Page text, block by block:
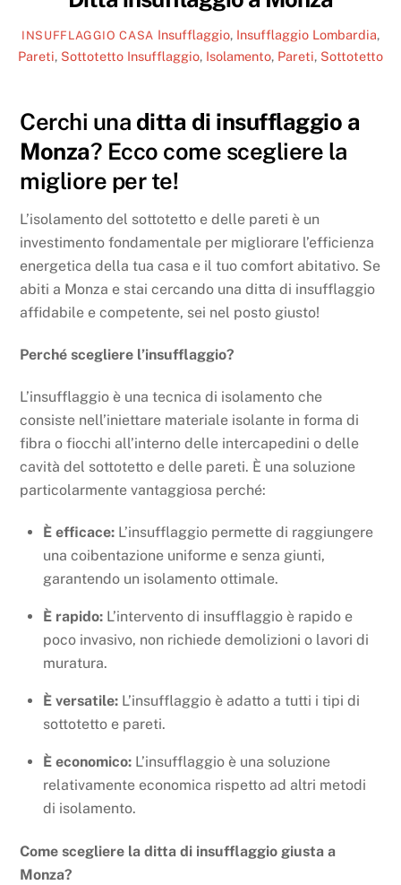
INSUFFLAGGIO CASA Insufflaggio, Insufflaggio Lombardia,
Pareti, Sottotetto Insufflaggio, Isolamento, Pareti, Sottotetto
Cerchi una ditta di insufflaggio a
Monza? Ecco come scegliere la
migliore per te!
L’isolamento del sottotetto e delle pareti è un
investimento fondamentale per migliorare l’efficienza
energetica della tua casa e il tuo comfort abitativo. Se
abiti a Monza e stai cercando una ditta di insufflaggio
affidabile e competente, sei nel posto giusto!
Perché scegliere l’insufflaggio?
L’insufflaggio è una tecnica di isolamento che
consiste nell’iniettare materiale isolante in forma di
fibra o fiocchi all’interno delle intercapedini o delle
cavità del sottotetto e delle pareti. È una soluzione
particolarmente vantaggiosa perché:
È efficace: L’insufflaggio permette di raggiungere
una coibentazione uniforme e senza giunti,
garantendo un isolamento ottimale.
È rapido: L’intervento di insufflaggio è rapido e
poco invasivo, non richiede demolizioni o lavori di
muratura.
È versatile: L’insufflaggio è adatto a tutti i tipi di
sottotetto e pareti.
È economico: L’insufflaggio è una soluzione
relativamente economica rispetto ad altri metodi
di isolamento.
Come scegliere la ditta di insufflaggio giusta a
Monza?